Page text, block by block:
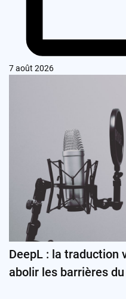
7 août 2026
DeepL : la traduction
abolir les barrières